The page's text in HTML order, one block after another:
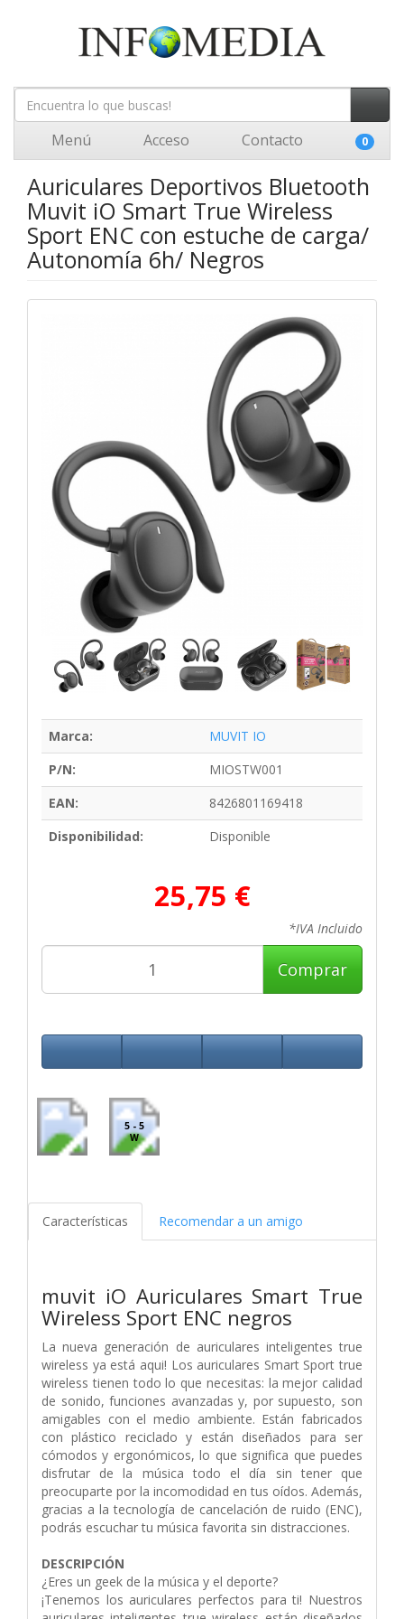
Menú Acceso Contacto 0
Auriculares Deportivos Bluetooth
Muvit iO Smart True Wireless
Sport ENC con estuche de carga/
Autonomía 6h/ Negros
Marca:
MUVIT IO
P/N:
MIOSTW001
EAN:
8426801169418
Disponibilidad:
Disponible
25,75 €
*IVA Incluido
Comprar
5 - 5
W
Características Recomendar a un amigo
muvit iO Auriculares Smart True
Wireless Sport ENC negros
La nueva generación de auriculares inteligentes true
wireless ya está aqui! Los auriculares Smart Sport true
wireless tienen todo lo que necesitas: la mejor calidad
de sonido, funciones avanzadas y, por supuesto, son
amigables con el medio ambiente. Están fabricados
con plástico reciclado y están diseñados para ser
cómodos y ergonómicos, lo que significa que puedes
disfrutar de la música todo el día sin tener que
preocuparte por la incomodidad en tus oídos. Además,
gracias a la tecnología de cancelación de ruido (ENC),
podrás escuchar tu música favorita sin distracciones.
DESCRIPCIÓN
¿Eres un geek de la música y el deporte?
¡Tenemos los auriculares perfectos para ti! Nuestros